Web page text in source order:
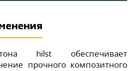
hilst обеспечивает
прочного композитного